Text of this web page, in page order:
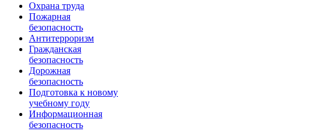
Охрана труда
Пожарная
безопасность
Антитерроризм
Гражданская
безопасность
Дорожная
безопасность
Подготовка к новому
учебному году
Информационная
безопасность